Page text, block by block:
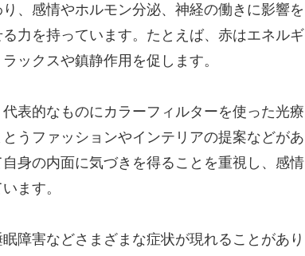
、感情やホルモン分泌、神経の働きに影響を
力を持っています。たとえば、赤はエネルギ
ックスや鎮静作用を促します。
表的なものにカラーフィルターを使った光療
うファッションやインテリアの提案などがあ
身の内面に気づきを得ることを重視し、感情
ます。
障害などさまざまな症状が現れることがあり